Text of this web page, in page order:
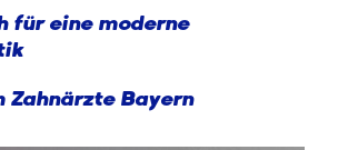
für eine moderne
Zahnärzte Bayern